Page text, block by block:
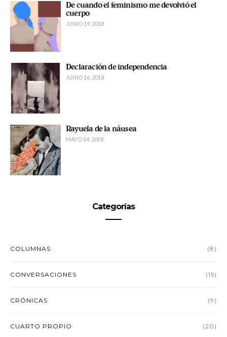
De cuando el feminismo me devolvió el
cuerpo
JUNIO 19, 2018
Declaración de independencia
JUNIO 16, 2018
Rayuela de la náusea
MAYO 14, 2018
Categorías
COLUMNAS (8)
CONVERSACIONES (15)
CRÓNICAS (9)
CUARTO PROPIO (20)